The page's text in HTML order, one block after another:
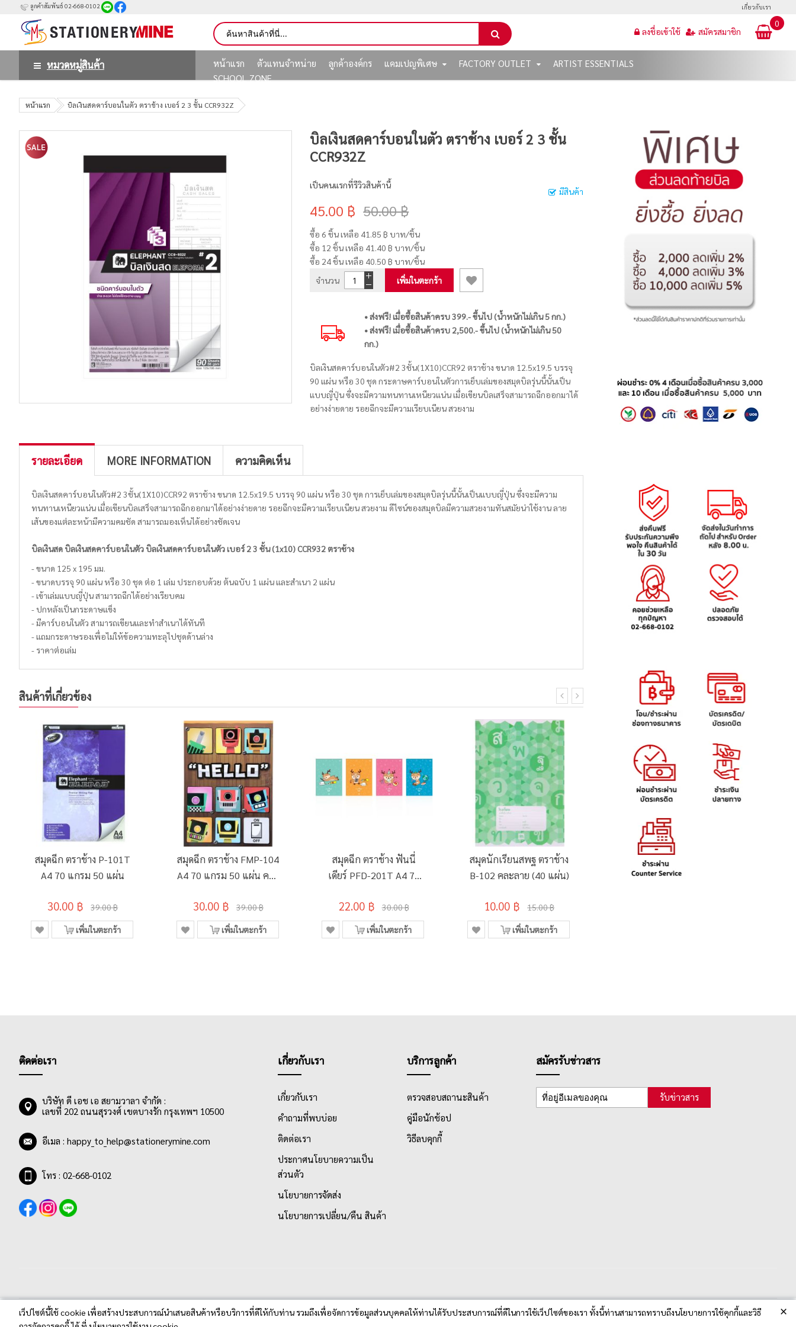
ลูกค้าสัมพันธ์ 02-668-0102 เกี่ยวกับเรา
0
ลงชื่อเข้าใช้ สมัครสมาชิก
หมวดหมู่สินค้า หน้าแรก ตัวแทนจำหน่าย ลูกค้าองค์กร แคมเปญพิเศษ FACTORY OUTLET
ARTIST ESSENTIALS
SCHOOL ZONE
หน้าแรก บิลเงินสดคาร์บอนในตัว ตราช้าง เบอร์ 2 3 ชั้น CCR932Z
เว็ปไซต์นี้ใช้ cookie เพื่อสร้างประสบการณ์นำเสนอสินค้าหรือบริการที่ดีให้กับท่าน รวมถึงเพื่อจัดการข้อมูลส่วนบุคคลให้ท่านได้รับประสบการณ์ที่ดีในการใช้เว็ปไซต์ของเรา ทั้งนี้ท่านสามารถทราบถึงนโยบายการใช้คุกกี้และวิธี
×
บิลเงินสดคาร์บอนในตัว ตราช้าง เบอร์ 2 3 ชั้น
CCR932Z
มีสินค้า
เป็นคนแรกที่รีวิวสินค้านี้
45.00 ฿ 50.00 ฿
ซื้อ 6 ชิ้น เหลือ 41.85 ฿ บาท/ชิ้น
ซื้อ 12 ชิ้น เหลือ 41.40 ฿ บาท/ชิ้น
ซื้อ 24 ชิ้น เหลือ 40.50 ฿ บาท/ชิ้น
จำนวน
เพิ่มในตะกร้า
• ส่งฟรี! เมื่อซื้อสินค้าครบ 399.- ขึ้นไป (น้ำหนักไม่เกิน 5 กก.)
• ส่งฟรี! เมื่อซื้อสินค้าครบ 2,500.- ขึ้นไป (น้ำหนักไม่เกิน 50
กก.)
บิลเงินสดคาร์บอนในตัว#2 3ชั้น(1X10)CCR92 ตราช้าง ขนาด 12.5x19.5 บรรจุ
90 แผ่น หรือ 30 ชุด กระดาษคาร์บอนในตัวการเย็บเล่มของสมุดบิลรุ่นนี้นั้นเป็น
แบบญี่ปุ่น ซึ่งจะมีความทนทานเหนียวแน่น เมื่อเขียนบิลเสร็จสามารถฉีกออกมาได้
อย่างง่ายดาย รอยฉีกจะมีความเรียบเนียน สวยงาม
รายละเอียด MORE INFORMATION ความคิดเห็น
บิลเงินสดคาร์บอนในตัว#2 3ชั้น(1X10)CCR92 ตราช้าง ขนาด 12.5x19.5 บรรจุ 90 แผ่น หรือ 30 ชุด การเย็บเล่มของสมุดบิลรุ่นนี้นั้นเป็นแบบญี่ปุ่น ซึ่งจะมีความ
ทนทานเหนียวแน่น เมื่อเขียนบิลเสร็จสามารถฉีกออกมาได้อย่างง่ายดาย รอยฉีกจะมีความเรียบเนียน สวยงาม ดีไซน์ของสมุดบิลมีความสวยงามทันสมัยน่าใช้งาน ลาย
เส้นของแต่ละหน้ามีความคมชัด สามารถมองเห็นได้อย่างชัดเจน
บิลเงินสด บิลเงินสดคาร์บอนในตัว บิลเงินสดคาร์บอนในตัว เบอร์ 2 3 ชั้น (1x10) CCR932 ตราช้าง
- ขนาด 125 x 195 มม.
- ขนาดบรรจุ 90 แผ่น หรือ 30 ชุด ต่อ 1 เล่ม ประกอบด้วย ต้นฉบับ 1 แผ่น และสำเนา 2 แผ่น
- เข้าเล่มแบบญี่ปุ่น สามารถฉีกได้อย่างเรียบคม
- ปกหลังเป็นกระดาษแข็ง
- มีคาร์บอนในตัว สามารถเขียนและทำสำเนาได้ทันที
- แถมกระดาษรองเพื่อไม่ให้ข้อความทะลุไปชุดด้านล่าง
- ราคาต่อเล่ม
สินค้าที่เกี่ยวข้อง
สมุดฉีก ตราช้าง P-101T
A4 70 แกรม 50 แผ่น
30.00 ฿ 39.00 ฿
เพิ่มในตะกร้า
สมุดฉีก ตราช้าง FMP-104
A4 70 แกรม 50 แผ่น คละ
30.00 ฿ 39.00 ฿
เพิ่มในตะกร้า
สมุดฉีก ตราช้าง ฟันนี่
เดียร์ PFD-201T A4 70
22.00 ฿ 30.00 ฿
เพิ่มในตะกร้า
สมุดนักเรียนสพฐ ตราช้าง
B-102 คละลาย (40 แผ่น)
10.00 ฿ 15.00 ฿
เพิ่มในตะกร้า
สมุดฉีก ตราช้าง P-101 R
A4 70 แกรม 50 แผ่น
ติดต่อเรา
บริษัท ดี เอช เอ สยามวาลา จำกัด :
เลขที่ 202 ถนนสุรวงศ์ เขตบางรัก กรุงเทพฯ 10500
อีเมล : happy_to_help@stationerymine.com
โทร : 02-668-0102
เกี่ยวกับเรา
เกี่ยวกับเรา
คำถามที่พบบ่อย
ติดต่อเรา
ประกาศนโยบายความเป็น
ส่วนตัว
นโยบายการจัดส่ง
นโยบายการเปลี่ยน/คืน สินค้า
บริการลูกค้า
ตรวจสอบสถานะสินค้า
คู่มือนักช้อป
วิธีลบคุกกี้
สมัครรับข่าวสาร
รับข่าวสาร
Stationerymine.com © 2020 All Rights Reserved.